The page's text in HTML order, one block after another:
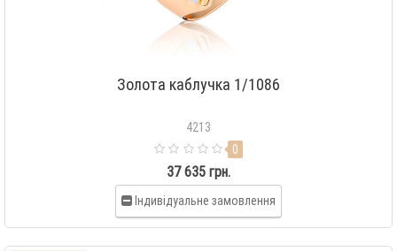
Золота каблучка 1/1086
4213
0
37 635 грн.
Індивідуальне замовлення